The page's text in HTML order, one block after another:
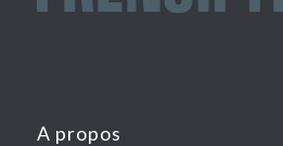
A propos